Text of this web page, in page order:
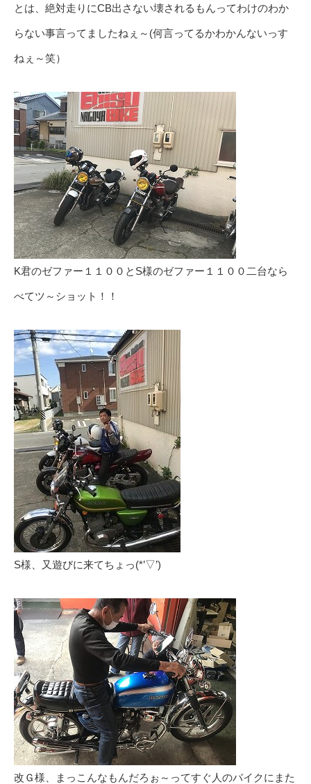
とは、絶対走りにCB出さない壊されるもんってわけのわか
らない事言ってましたねぇ～(何言ってるかわかんないっす
ねぇ～笑）
K君のゼファー１１００とS様のゼファー１１００二台なら
べてツ～ショット！！
S様、又遊びに来てちょっ(*’▽’)
改Ｇ様、まっこんなもんだろぉ～ってすぐ人のバイクにまた